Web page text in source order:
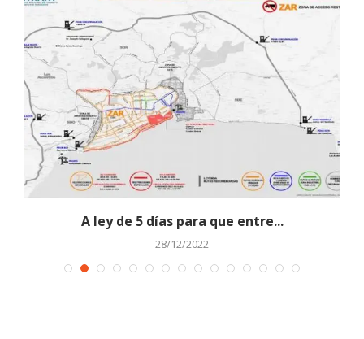
A ley de 5 días para que entre...
28/12/2022